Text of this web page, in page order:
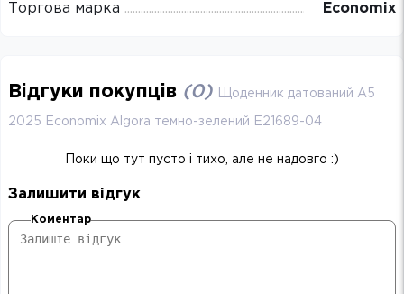
Торгова марка Economix
Відгуки покупців (0) Щоденник датований А5
2025 Economix Algora темно-зелений E21689-04
Поки що тут пусто і тихо, але не надовго :)
Залишити відгук
Коментар